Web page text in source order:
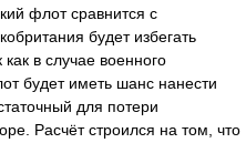
флот сравнится с
будет избегать
в случае военного
будет иметь шанс нанести
для потери
Расчёт строился на том, что